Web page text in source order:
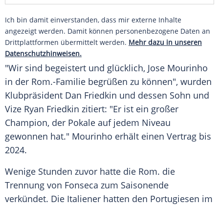
Ich bin damit einverstanden, dass mir externe Inhalte
angezeigt werden. Damit können personenbezogene Daten an
Drittplattformen übermittelt werden. Mehr dazu in unseren
Datenschutzhinweisen.
"Wir sind begeistert und glücklich, Jose Mourinho
in der Rom.-Familie begrüßen zu können", wurden
Klubpräsident Dan Friedkin und dessen Sohn und
Vize Ryan Friedkin zitiert: "Er ist ein großer
Champion, der Pokale auf jedem Niveau
gewonnen hat." Mourinho erhält einen Vertrag bis
2024.
Wenige Stunden zuvor hatte die Rom. die
Trennung von Fonseca zum Saisonende
verkündet. Die Italiener hatten den Portugiesen im